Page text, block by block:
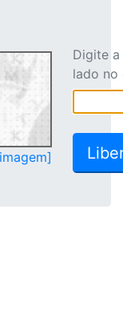
Digite
lado no